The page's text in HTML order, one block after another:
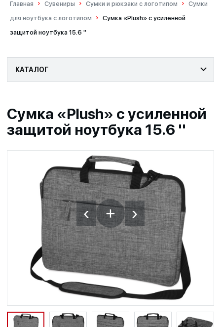
Главная Сувениры Сумки и рюкзаки с логотипом
Сумки
для ноутбука с логотипом
Сумка «Plush» c усиленной
защитой ноутбука 15.6 ''
КАТАЛОГ
Сумка «Plush» c усиленной
защитой ноутбука 15.6 ''
‹ + ›